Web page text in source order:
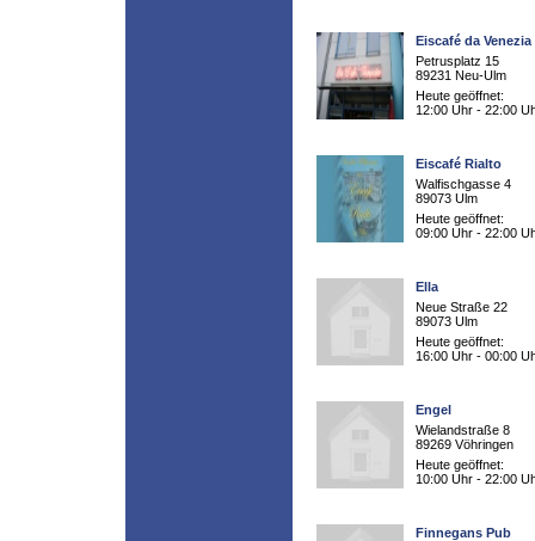
Eiscafé da Venezia
Petrusplatz 15
89231 Neu-Ulm
Heute geöffnet:
12:00 Uhr - 22:00
Eiscafé Rialto
Walfischgasse 4
89073 Ulm
Heute geöffnet:
09:00 Uhr - 22:00
Ella
Neue Straße 22
89073 Ulm
Heute geöffnet:
16:00 Uhr - 00:00
Engel
Wielandstraße 8
89269 Vöhringen
Heute geöffnet:
10:00 Uhr - 22:00
Finnegans Pub